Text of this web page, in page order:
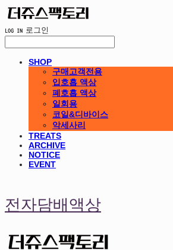
LOG IN 로그인
SHOP
구매고객전용
입호흡 액상
폐호흡 액상
일회용
코일&디바이스
악세사리
TREATS
ARCHIVE
NOTICE
EVENT
전자담배액상